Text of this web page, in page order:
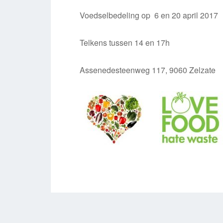
Voedselbedeling op 6 en 20 april 2017
Telkens tussen 14 en 17h
Assenedesteenweg 117, 9060 Zelzate